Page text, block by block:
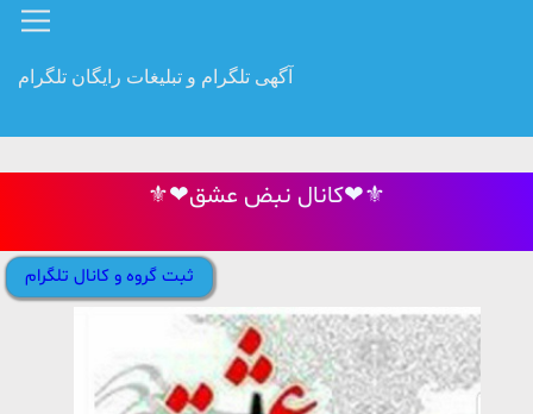
آگهی تلگرام و تبلیغات رایگان تلگرام
⚜❤کانال نبض عشق❤⚜
ثبت گروه و کانال تلگرام